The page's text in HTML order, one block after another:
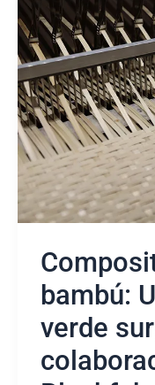
bambú:
verde
a
base
de
bambú:
Una
innovación
verde
surge
de
la
colaboración
entre
y
Cobratex.